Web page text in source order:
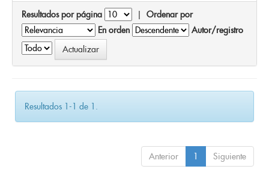
Resultados por página | Ordenar por
En orden
Autor/registro
Resultados 1-1 de 1.
Anterior 1 Siguiente